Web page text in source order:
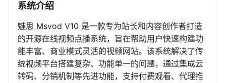
系统介绍
魅思 Msvod V10 是一款专为站长和内容创作者打造
的开源在线视频点播系统，旨在帮助用户快速构建功
能丰富、商业模式灵活的视频网站。该系统解决了传
统视频平台搭建复杂、功能单一的问题，通过集成云
转码、分销机制等先进功能，支持付费观看、代理推